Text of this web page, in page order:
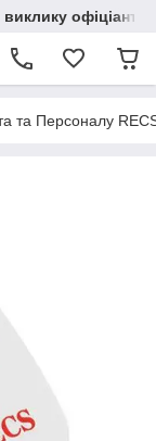
офіціанта
та Персоналу